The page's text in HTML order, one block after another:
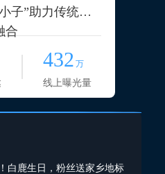
子”助力传统文
合
432 万
线上曝光量
白鹿生日，粉丝送家乡地标